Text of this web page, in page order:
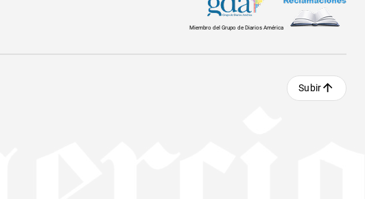
Miembro del Grupo de Diarios América
Subir